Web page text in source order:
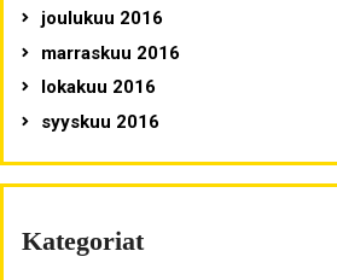
joulukuu 2016
marraskuu 2016
lokakuu 2016
syyskuu 2016
Kategoriat